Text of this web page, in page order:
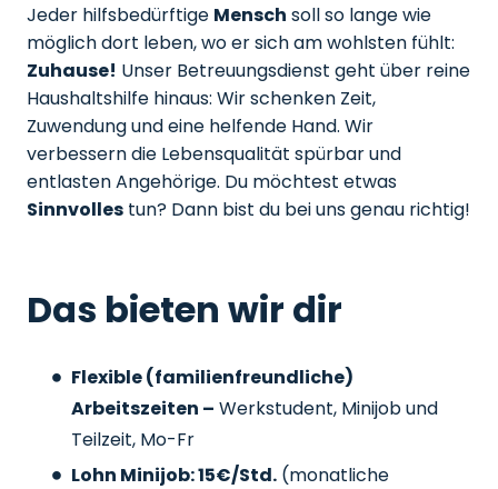
Jeder hilfsbedürftige Mensch soll so lange wie
möglich dort leben, wo er sich am wohlsten fühlt:
Zuhause! Unser Betreuungsdienst geht über reine
Haushaltshilfe hinaus: Wir schenken Zeit,
Zuwendung und eine helfende Hand. Wir
verbessern die Lebensqualität spürbar und
entlasten Angehörige. Du möchtest etwas
Sinnvolles tun? Dann bist du bei uns genau richtig!
Das bieten wir dir
Flexible (familienfreundliche)
Arbeitszeiten – Werkstudent, Minijob und
Teilzeit, Mo-Fr
Lohn Minijob: 15€/Std. (monatliche